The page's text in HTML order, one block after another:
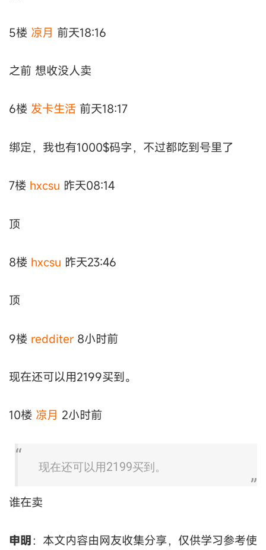
5楼 凉月 前天18:16
之前 想收没人卖
6楼 发卡生活 前天18:17
绑定，我也有1000$码字，不过都吃到号里了
7楼 hxcsu 昨天08:14
顶
8楼 hxcsu 昨天23:46
顶
9楼 redditer 8小时前
现在还可以用2199买到。
10楼 凉月 2小时前
现在还可以用2199买到。
谁在卖
申明：本文内容由网友收集分享，仅供学习参考使